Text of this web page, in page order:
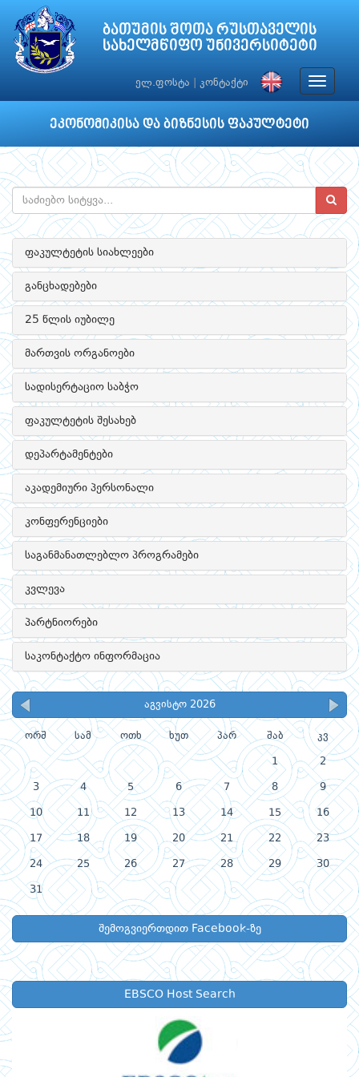
ბათუმის შოთა რუსთაველის
სახელმწიფო უნივერსიტეტი
ელ.ფოსტა კონტაქტი
Toggle
ეკონომიკისა და ბიზნესის ფაკულტეტი
ფაკულტეტის სიახლეები
განცხადებები
25 წლის იუბილე
მართვის ორგანოები
სადისერტაციო საბჭო
ფაკულტეტის შესახებ
დეპარტამენტები
აკადემიური პერსონალი
კონფერენციები
საგანმანათლებლო პროგრამები
კვლევა
პარტნიორები
საკონტაქტო ინფორმაცია
აგვისტო 2026
ორშ სამ ოთხ ხუთ პარ შაბ კვ
1 2
3 4 5 6 7 8 9
10 11 12 13 14 15 16
17 18 19 20 21 22 23
24 25 26 27 28 29 30
31
შემოგვიერთდით Facebook-ზე
EBSCO Host Search